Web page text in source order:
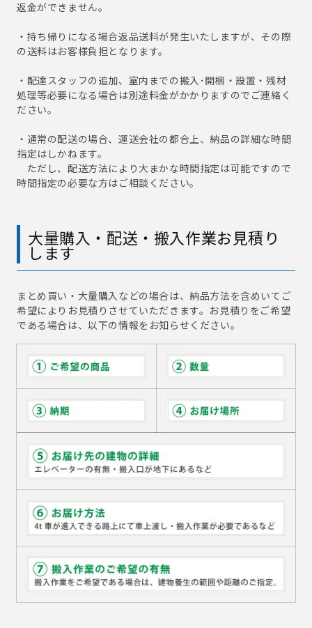
返金ができません。
・持ち帰りになる場合返品送料が発生いたしますが、その際
の送料はお客様負担となります。
・配達スタッフの追加、室内までの搬入･開梱・設置・残材
処理等必要になる場合は別途料金がかかりますのでご連絡く
ださい。
・通常の配送の場合、運送会社の都合上、納品の詳細な時間
指定はしかねます。
ただし、配送方法により大まかな時間指定は可能ですので
時間指定の必要な方はご相談ください。
大量購入・配送・搬入作業お見積り
します
まとめ買い・大量購入などの場合は、納品方法を含めいてご
希望によりお見積りさせていただきます。お見積りをご希望
である場合は、以下の情報をお知らせください。